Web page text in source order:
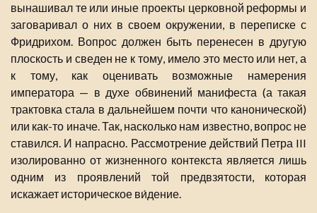
вынашивал те или иные проекты церковной реформы и
заговаривал о них в своем окружении, в переписке с
Фридрихом. Вопрос должен быть перенесен в другую
плоскость и сведен не к тому, имело это место или нет, а
к тому, как оценивать возможные намерения
императора — в духе обвинений манифеста (а такая
трактовка стала в дальнейшем почти что канонической)
или как-то иначе. Так, насколько нам известно, вопрос не
ставился. И напрасно. Рассмотрение действий Петра III
изолированно от жизненного контекста является лишь
одним из проявлений той предвзятости, которая
искажает историческое ви́дение.